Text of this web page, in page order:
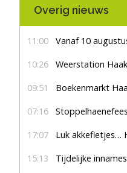
Overig nieuws
11:00 Vanaf 10 augustus,
10:26 Weerstation
09:51 Boekenmarkt Haaksbergen
07:16
17:07 Luk akkefietjes…
15:13 Tijdelijke